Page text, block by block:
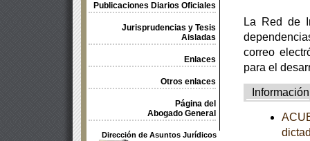
Publicaciones Diarios Oficiales
Jurisprudencias y Tesis
Aisladas
Enlaces
Otros enlaces
Página del
Abogado General
Dirección de Asuntos Jurídicos
La Red de
correo
para el
Información